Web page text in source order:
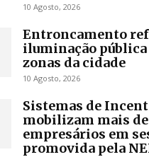
10 Agosto, 2026
Entroncamento
iluminação
zonas da cidade
10 Agosto, 2026
Sistemas de
mobilizam mais de
empresários em
promovida pela